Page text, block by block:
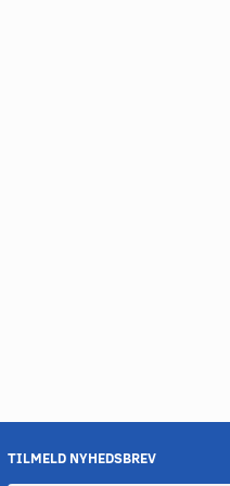
TILMELD NYHEDSBREV